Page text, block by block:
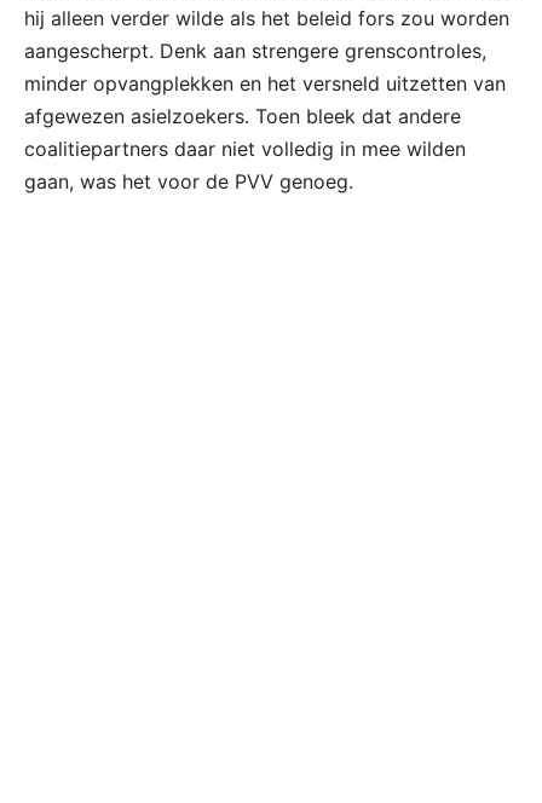
hij alleen verder wilde als het beleid fors zou worden
aangescherpt. Denk aan strengere grenscontroles,
minder opvangplekken en het versneld uitzetten van
afgewezen asielzoekers. Toen bleek dat andere
coalitiepartners daar niet volledig in mee wilden
gaan, was het voor de PVV genoeg.